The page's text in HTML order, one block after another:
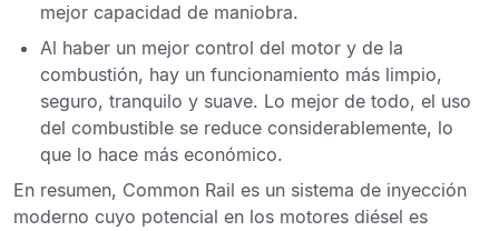
mejor capacidad de maniobra.
Al haber un mejor control del motor y de la
combustión, hay un funcionamiento más limpio,
seguro, tranquilo y suave. Lo mejor de todo, el uso
del combustible se reduce considerablemente, lo
que lo hace más económico.
En resumen, Common Rail es un sistema de inyección
moderno cuyo potencial en los motores diésel es